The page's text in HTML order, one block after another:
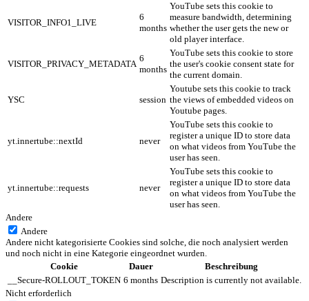
VISITOR_INFO1_LIVE
6
months
YouTube sets this cookie to
measure bandwidth, determining
whether the user gets the new or
old player interface.
VISITOR_PRIVACY_METADATA
6
months
YouTube sets this cookie to store
the user's cookie consent state for
the current domain.
YSC session
Youtube sets this cookie to track
the views of embedded videos on
Youtube pages.
yt.innertube::nextId never
YouTube sets this cookie to
register a unique ID to store data
on what videos from YouTube the
user has seen.
yt.innertube::requests never
YouTube sets this cookie to
register a unique ID to store data
on what videos from YouTube the
user has seen.
Andere
Andere
Andere nicht kategorisierte Cookies sind solche, die noch analysiert werden
und noch nicht in eine Kategorie eingeordnet wurden.
Cookie
Dauer
Beschreibung
__Secure-ROLLOUT_TOKEN 6 months Description is currently not available.
Nicht erforderlich